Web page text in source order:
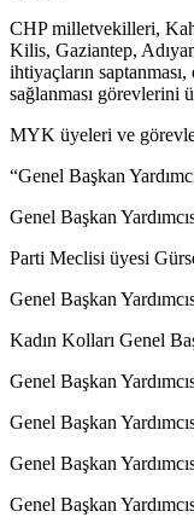
CHP milletvekilleri,
Kilis, Gaziantep,
ihtiyaçların
sağlanması görevlerini
MYK üyeleri ve
“Genel Başkan
Genel Başkan
Parti Meclisi üyesi
Genel Başkan
Kadın Kolları Genel
Genel Başkan
Genel Başkan
Genel Başkan
Genel Başkan